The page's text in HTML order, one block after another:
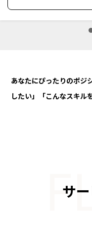
あなたにぴったりのポジ
したい」「こんなスキル
サ